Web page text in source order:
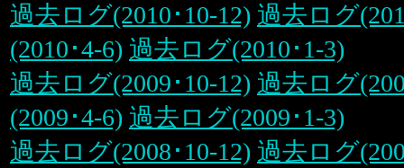
過去ログ(2010･10-12) 過去ログ
(2010･4-6) 過去ログ(2010･1-3)
過去ログ(2009･10-12) 過去ログ
(2009･4-6) 過去ログ(2009･1-3)
過去ログ(2008･10-12) 過去ログ